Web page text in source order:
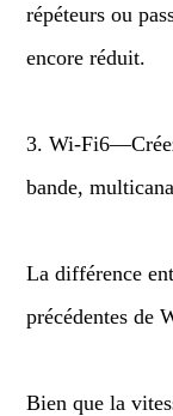
répéteurs ou
encore réduit.
3. Wi-
bande,
La différence
précédentes de
Bien que la